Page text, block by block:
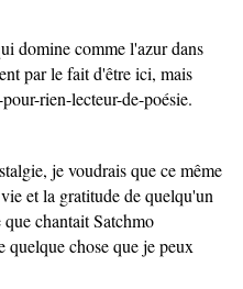
domine comme l'azur dans
par le fait d'être ici, mais
rien-lecteur-de-poésie.
je voudrais que ce même
et la gratitude de quelqu'un
chantait Satchmo
quelque chose que je peux